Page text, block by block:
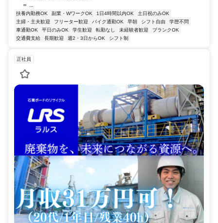
＝ ...
扶養内勤務OK 副業・WワークOK 1日4時間以内OK
土日祝のみOK
主婦・主夫歓迎
フリーター歓迎 バイク通勤OK 早朝 シフト自由
学歴不問
車通勤OK
平日のみOK 学生歓迎 転勤なし 未経験者歓迎
ブランクOK
交通費支給
長期歓迎 週2・3日からOK シフト制
正社員